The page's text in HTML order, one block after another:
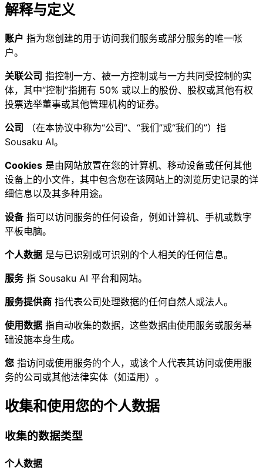
解释与定义
账户 指为您创建的用于访问我们服务或部分服务的唯一帐
户。
关联公司 指控制一方、被一方控制或与一方共同受控制的实
体，其中“控制”指拥有 50% 或以上的股份、股权或其他有权
投票选举董事或其他管理机构的证券。
公司
（在本协议中称为“公司”、“我们”或“我们的”）指
Sousaku AI。
Cookies 是由网站放置在您的计算机、移动设备或任何其他
设备上的小文件，其中包含您在该网站上的浏览历史记录的详
细信息以及其多种用途。
设备 指可以访问服务的任何设备，例如计算机、手机或数字
平板电脑。
个人数据 是与已识别或可识别的个人相关的任何信息。
服务 指 Sousaku AI 平台和网站。
服务提供商 指代表公司处理数据的任何自然人或法人。
使用数据 指自动收集的数据，这些数据由使用服务或服务基
础设施本身生成。
您 指访问或使用服务的个人，或该个人代表其访问或使用服
务的公司或其他法律实体（如适用）。
收集和使用您的个人数据
收集的数据类型
个人数据